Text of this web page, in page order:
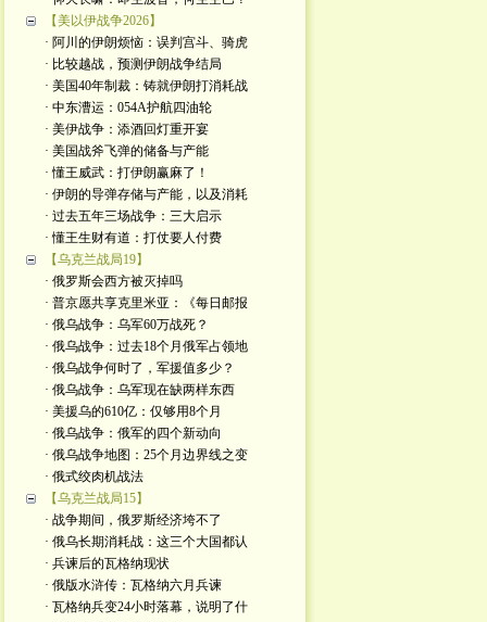
【美以伊战争2026】
· 阿川的伊朗烦恼：误判宫斗、骑虎
· 比较越战，预测伊朗战争结局
· 美国40年制裁：铸就伊朗打消耗战
· 中东漕运：054A护航四油轮
· 美伊战争：添酒回灯重开宴
· 美国战斧飞弹的储备与产能
· 懂王威武：打伊朗赢麻了！
· 伊朗的导弹存储与产能，以及消耗
· 过去五年三场战争：三大启示
· 懂王生财有道：打仗要人付费
【乌克兰战局19】
· 俄罗斯会西方被灭掉吗
· 普京愿共享克里米亚：《每日邮报
· 俄乌战争：乌军60万战死？
· 俄乌战争：过去18个月俄军占领地
· 俄乌战争何时了，军援值多少？
· 俄乌战争：乌军现在缺两样东西
· 美援乌的610亿：仅够用8个月
· 俄乌战争：俄军的四个新动向
· 俄乌战争地图：25个月边界线之变
· 俄式绞肉机战法
【乌克兰战局15】
· 战争期间，俄罗斯经济垮不了
· 俄乌长期消耗战：这三个大国都认
· 兵谏后的瓦格纳现状
· 俄版水浒传：瓦格纳六月兵谏
· 瓦格纳兵变24小时落幕，说明了什